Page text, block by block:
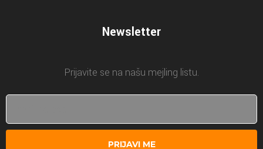
Newsletter
Prijavite se na našu mejling listu.
PRIJAVI ME